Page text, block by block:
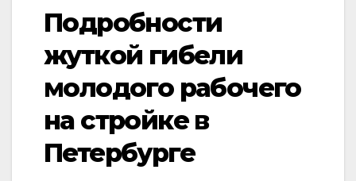
Подробности
жуткой гибели
молодого рабочего
на стройке в
Петербурге